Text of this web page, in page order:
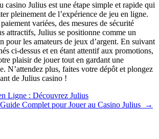
casino Julius est une étape simple et rapide qui
pleinement de l’expérience de jeu en ligne.
variées, des mesures de sécurité
attractifs, Julius se positionne comme un
pour les amateurs de jeux d’argent. En suivant
ci-dessus et en étant attentif aux promotions,
plaisir de jouer tout en gardant une
N’attendez plus, faites votre dépôt et plongez
de Julius casino !
Ligne : Découvrez Julius
Complet pour Jouer au Casino Julius
→